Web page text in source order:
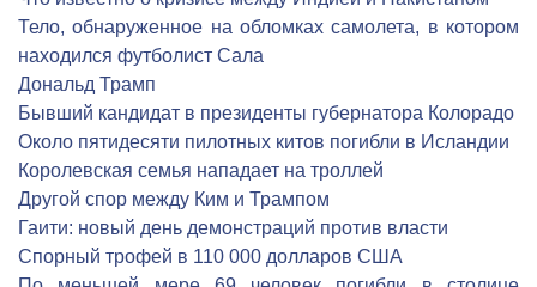
Тело, обнаруженное на обломках самолета, в котором
находился футболист Сала
Дональд Трамп
Бывший кандидат в президенты губернатора Колорадо
Около пятидесяти пилотных китов погибли в Исландии
Королевская семья нападает на троллей
Другой спор между Ким и Трампом
Гаити: новый день демонстраций против власти
Спорный трофей в 110 000 долларов США